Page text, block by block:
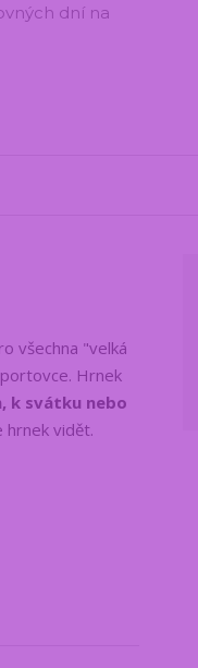
dní na
všechna "velká
Hrnek
k svátku nebo
vidět.